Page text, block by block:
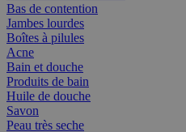
Bas de contention
Jambes lourdes
Boîtes à pilules
Acne
Bain et douche
Produits de bain
Huile de douche
Savon
Peau très seche